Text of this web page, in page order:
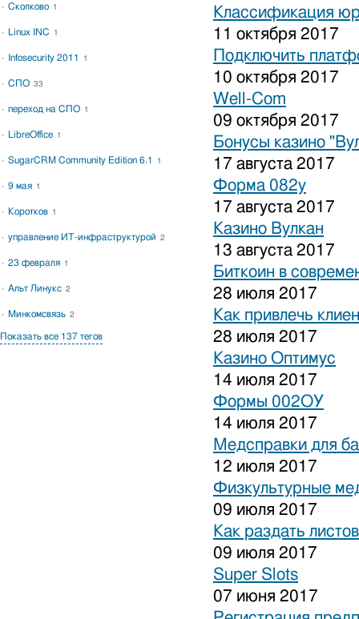
Классификация
11 октября 2017
Подключить
10 октября 2017
Well-Com
09 октября 2017
Бонусы казино
17 августа 2017
Форма 082у
17 августа 2017
Казино Вулкан
13 августа 2017
Биткоин в
28 июля 2017
Как привлечь
28 июля 2017
Казино Оптимус
14 июля 2017
Формы 002ОУ
14 июля 2017
Медсправки для
12 июля 2017
Физкультурные
09 июля 2017
Как раздать
09 июля 2017
Super Slots
07 июня 2017
Сколково 1
Linux INC 1
Infosecurity 2011 1
СПО 33
переход на СПО 1
LibreOffice 1
SugarCRM Community Edition 6.1 1
9 мая 1
Коротков 1
управление ИТ-инфраструктурой 2
23 февраля 1
Альт Линукс 2
Минкомсвязь 2
Показать все 137 тегов